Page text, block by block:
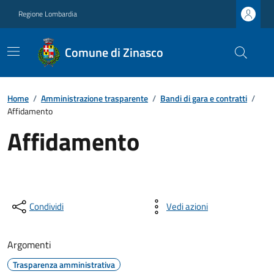
Regione Lombardia
Comune di Zinasco
Home / Amministrazione trasparente / Bandi di gara e contratti /
Affidamento
Affidamento
Condividi Vedi azioni
Argomenti
Trasparenza amministrativa